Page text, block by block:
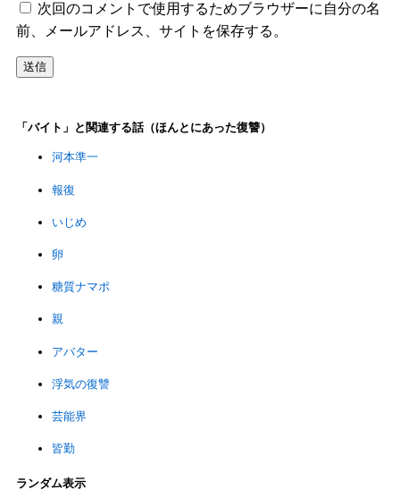
次回のコメントで使用するためブラウザーに自分の名
前、メールアドレス、サイトを保存する。
「バイト」と関連する話（ほんとにあった復讐）
河本準一
報復
いじめ
卵
糖質ナマポ
親
アバター
浮気の復讐
芸能界
皆勤
ランダム表示